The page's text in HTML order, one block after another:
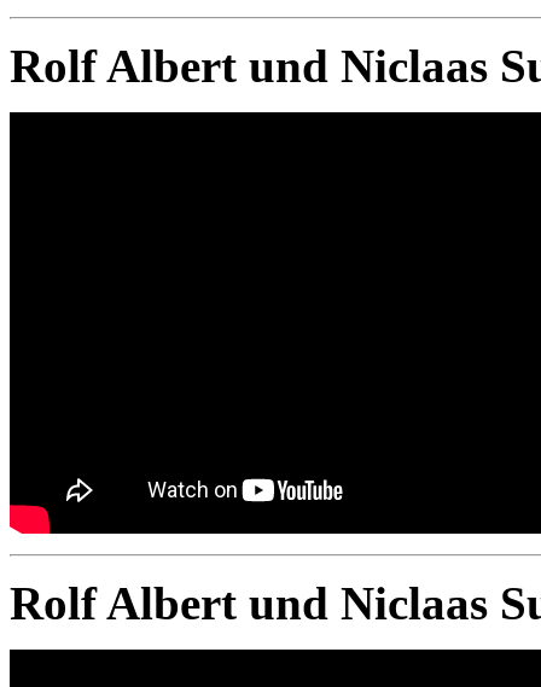
Rolf Albert und Niclaas
Rolf Albert und Niclaas